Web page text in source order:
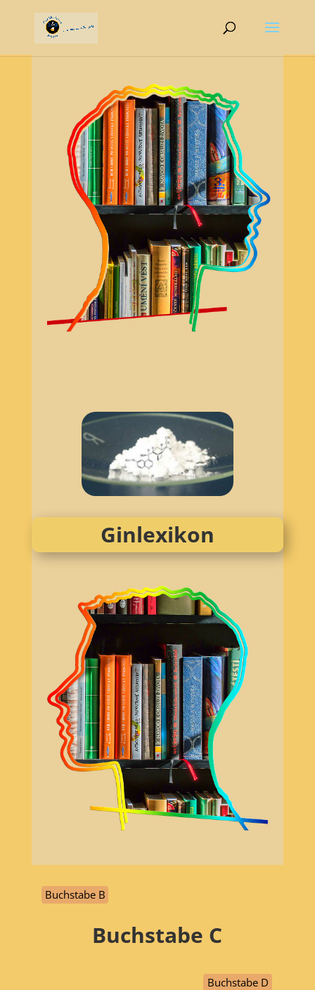
Ginlexikon
Buchstabe B
Buchstabe C
Buchstabe D